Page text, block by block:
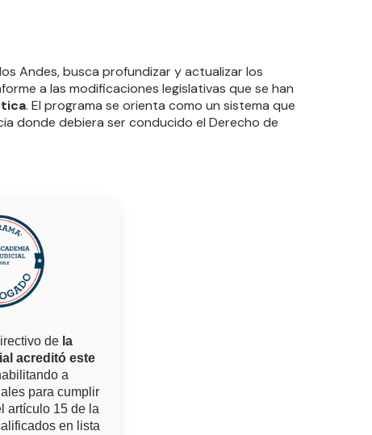
Andes, busca profundizar y actualizar los
a las modificaciones legislativas que se han
. El programa se orienta como un sistema que
donde debiera ser conducido el Derecho de
de la
acreditó este
a
para cumplir
artículo 15 de la
en lista